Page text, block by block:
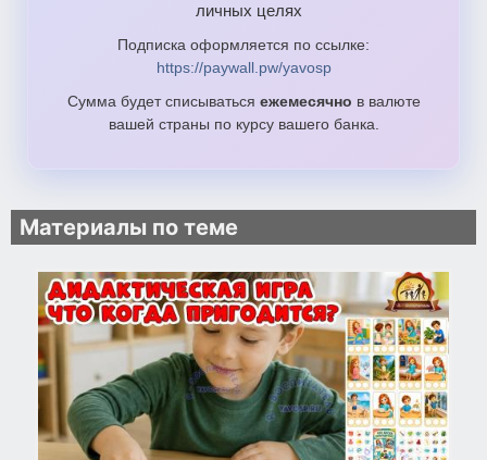
личных целях
Подписка оформляется по ссылке:
https://paywall.pw/yavosp
Сумма будет списываться ежемесячно в валюте
вашей страны по курсу вашего банка.
Материалы по теме